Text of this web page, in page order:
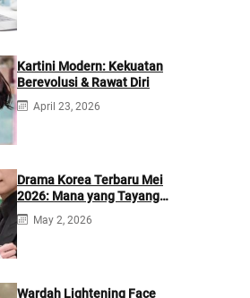
Kartini Modern: Kekuatan
Berevolusi & Rawat Diri
April 23, 2026
Drama Korea Terbaru Mei
2026: Mana yang Tayang
di Netflix?
May 2, 2026
Wardah Lightening Face